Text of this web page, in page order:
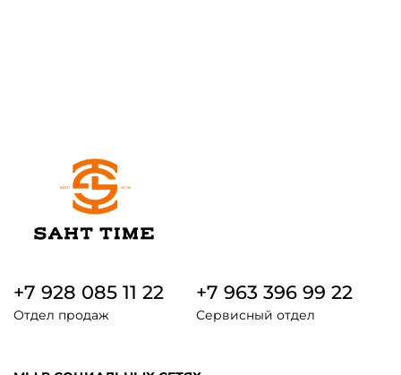
+7 928 085 11 22
Отдел продаж
+7 963 396 99 22
Сервисный отдел